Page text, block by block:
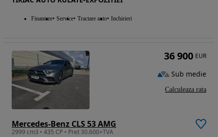
Finantare Service Tractare auto Inchirieri
Mercedes-Benz CLS 53 AMG
2999 cm3 • 435 CP • Pret 30.600+TVA
36 900 EUR
Sub medie
Calculeaza rata